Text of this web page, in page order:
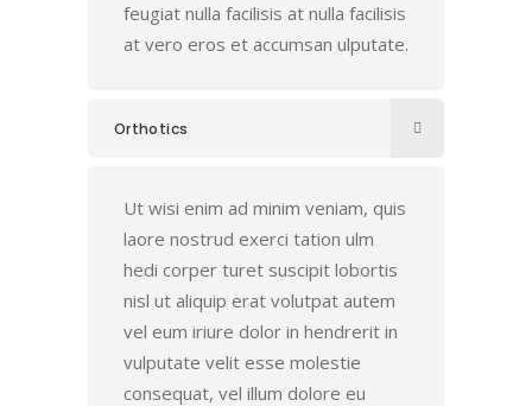
feugiat nulla facilisis at nulla facilisis
at vero eros et accumsan ulputate.
Orthotics
Ut wisi enim ad minim veniam, quis
laore nostrud exerci tation ulm
hedi corper turet suscipit lobortis
nisl ut aliquip erat volutpat autem
vel eum iriure dolor in hendrerit in
vulputate velit esse molestie
consequat, vel illum dolore eu